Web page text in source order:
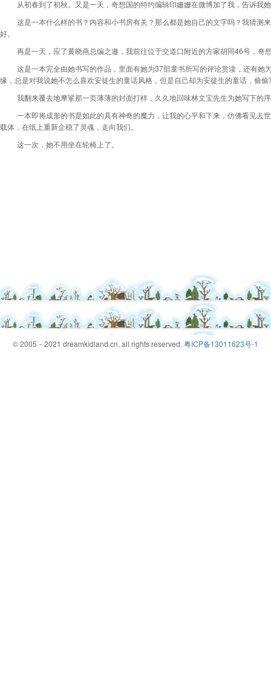
从初春到了初秋。又是一天，奇想国的特约编辑印姗姗在微博加了我，告诉
这是一本什么样的书？内容和小书房有关？那么都是她自己的文字吗？我猜测
好。
再是一天，应了黄晓燕总编之邀，我前往位于交道口附近的方家胡同46号，奇
这是一本完全由她书写的作品，里面有她为37部童书所写的评论赏读，还有她
缘，总是对我说她不怎么喜欢安徒生的童话风格，但是自己却为安徒生的童话，偷偷
我翻来覆去地摩挲那一页薄薄的封面打样，久久地回味林文宝先生为她写下的
一本即将成形的书是如此的具有神奇的魔力，让我的心平和下来，仿佛看见去
载体，在纸上重新企稳了灵魂，走向我们。
这一次，她不用坐在轮椅上了。
© 2005－2021 dreamkidland.cn, all rights reserved. 粤ICP备13011623号-1